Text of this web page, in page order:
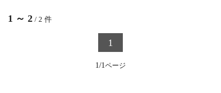
1 ～ 2 / 2 件
1
1/1